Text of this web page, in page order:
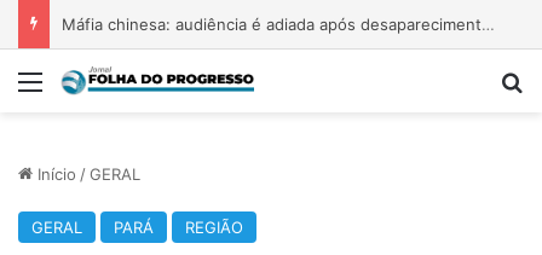
Máfia chinesa: audiência é adiada após desaparecimento de testemunhas
Menu
Início /GERAL
GERAL PARÁ REGIÃO